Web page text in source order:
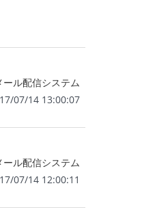
ール配信システム
07/14 13:00:07
ール配信システム
07/14 12:00:11